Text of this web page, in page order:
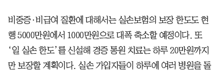
비중증·비급여 질환에 대해서는 실손보험의 보장 한도도 현
행 5000만원에서 1000만원으로 대폭 축소할 예정이다. 또
‘일 실손 한도’를 신설해 경증 통원 치료는 하루 20만원까지
만 보장할 계획이다. 실손 가입자들이 하루에 여러 병원을 돌